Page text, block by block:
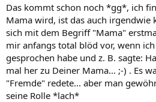
Das kommt schon noch *gg*, ich
Mama wird, ist das auch irgendwie
sich mit dem Begriff "Mama"
mir anfangs total blöd vor, wenn
gesprochen habe und z. B. sagte:
mal her zu Deiner Mama... ;-) . Es
"Fremde" redete... aber man
seine Rolle *lach*